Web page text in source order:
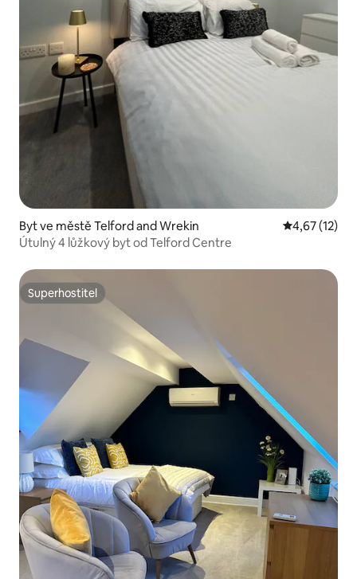
Byt ve městě Telford and Wrekin Průměrné
4,67 (12)
Útulný 4 lůžkový byt od Telford Centre
Superhostitel
Superhostitel